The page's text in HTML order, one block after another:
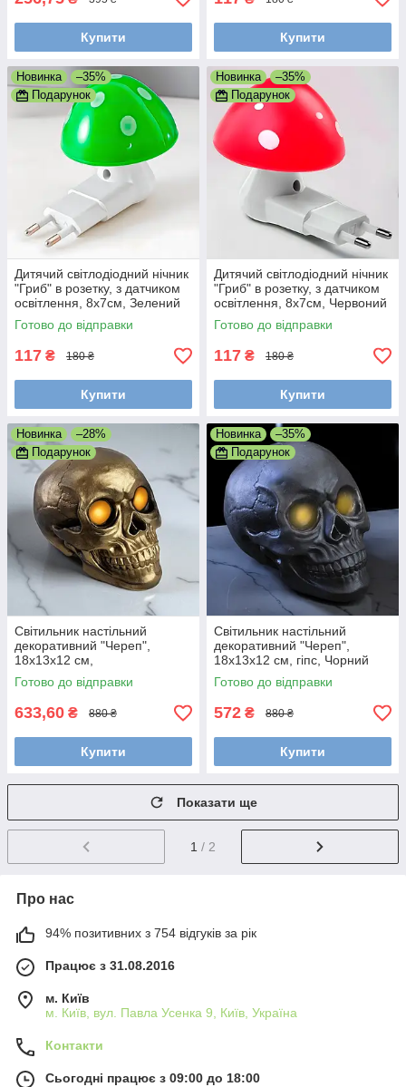
Купити Купити
Новинка
–35%
Подарунок
Дитячий світлодіодний нічник
"Гриб" в розетку, з датчиком
освітлення, 8x7см, Зелений
(LED світильник від мережі)
Готово до відправки
117 ₴ 180 ₴
Купити
Новинка
–35%
Подарунок
Дитячий світлодіодний нічник
"Гриб" в розетку, з датчиком
освітлення, 8x7см, Червоний
(LED світильник від мережі)
Готово до відправки
117 ₴ 180 ₴
Купити
Новинка
–28%
Подарунок
Світильник настільний
декоративний "Череп",
18x13x12 см,
гіпс, Золотистий (Прикраси
для Хелловіну)
Готово до відправки
633,60 ₴ 880 ₴
Купити
Новинка
–35%
Подарунок
Світильник настільний
декоративний "Череп",
18x13x12 см, гіпс, Чорний
(Прикраси для Хелловіну)
Готово до відправки
572 ₴ 880 ₴
Купити
Показати ще
1 / 2
Про нас
94% позитивних з 754 відгуків за рік
Працює з 31.08.2016
м. Київ
м. Київ, вул. Павла Усенка 9, Київ, Україна
Контакти
Сьогодні працює з 09:00 до 18:00